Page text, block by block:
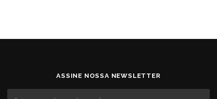
ASSINE NOSSA NEWSLETTER